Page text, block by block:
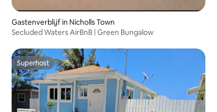
Gastenverblijf in Nicholls Town
Secluded Waters AirBnB | Green Bungalow
Superhost
Superhost